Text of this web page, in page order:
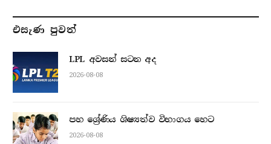
එසැණ පුව​ත්
LPL අවසන් සටන අද
2026-08-08
පහ ශ්‍රේණිය ශිෂ්‍යත්ව විභාගය හෙට
2026-08-08